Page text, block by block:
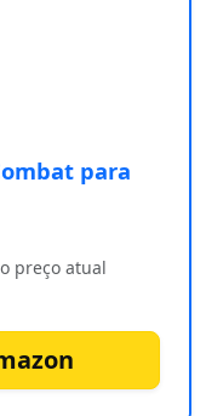
para
preço atual